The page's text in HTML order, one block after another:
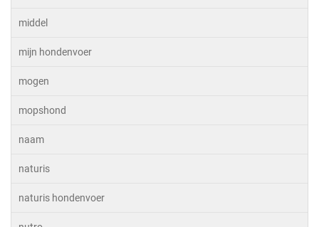
middel
mijn hondenvoer
mogen
mopshond
naam
naturis
naturis hondenvoer